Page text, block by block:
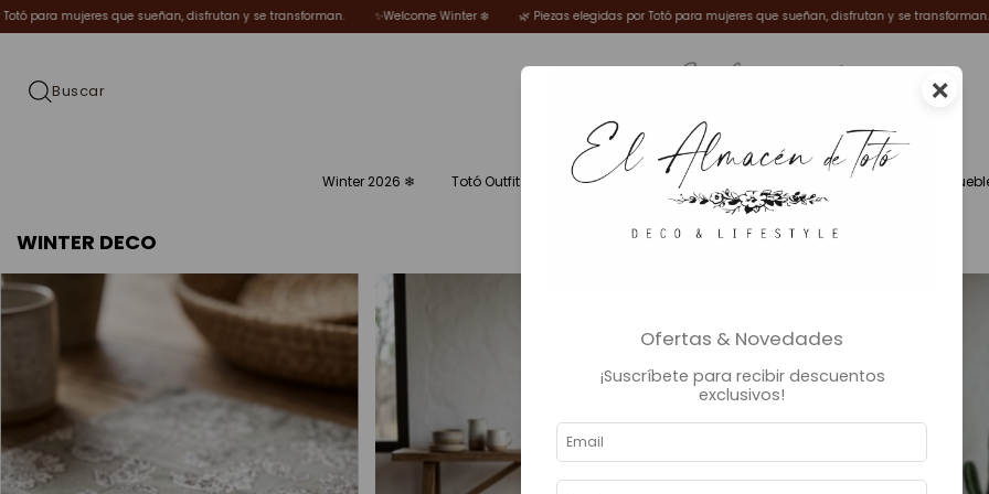
✨Welcome Winter ❄️ 🌿 Piezas elegidas por Totó para mujeres que sueñan, disfrutan y se transforman. ✨Welcome Winter ❄️ 🌿 Piezas elegidas por Totó
Winter 2026 ❄︎ Totó Outfits Fragancias Iluminación
WINTER DECO
×
Ofertas & Novedades
¡Suscríbete para recibir descuentos
exclusivos!